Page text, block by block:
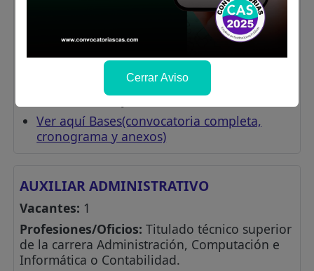
día 10/07/2026 hasta las 12:00 p.m. (medio
día) del día 10/07/2026, colocar en asunto del
correo: CAS N° 071 2026 - AUXILIAR
ADMINISTRATIVO - (INDICAR EL E.P AL CUAL
No se considerará la documentación enviada
fuera de la fecha y hora indicada.
Ver aquí Bases(convocatoria completa,
cronograma y anexos)
AUXILIAR ADMINISTRATIVO
Vacantes: 1
Profesiones/Oficios: Titulado técnico superior
de la carrera Administración, Computación e
Informática o Contabilidad.
Cerrar Aviso